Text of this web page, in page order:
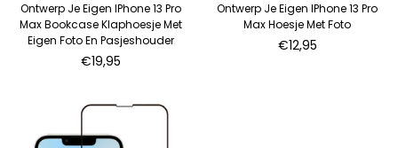
Ontwerp Je Eigen IPhone 13 Pro
Max Bookcase Klaphoesje Met
Eigen Foto En Pasjeshouder
Normale
€19,95
Ontwerp Je Eigen IPhone 13 Pro
Max Hoesje Met Foto
€12,95